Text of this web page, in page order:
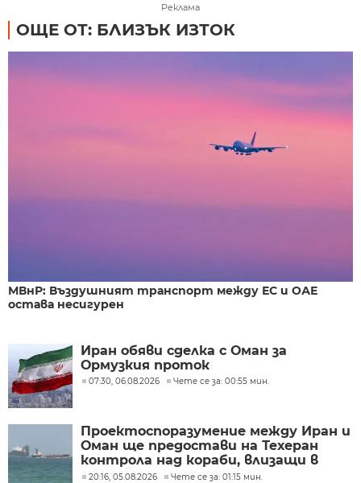
Реклама
ОЩЕ ОТ: БЛИЗЪК ИЗТОК
МВнР: Въздушният транспорт между ЕС и ОАЕ
остава несигурен
Иран обяви сделка с Оман за
Ормузкия проток
07:30, 06.08.2026 Чете се за: 00:55 мин.
Проектоспоразумение между Иран и
Оман ще предостави на Техеран
контрола над кораби, влизащи в
Персийския залив?
20:16, 05.08.2026 Чете се за: 01:15 мин.